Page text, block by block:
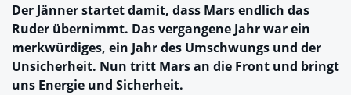
Der Jänner startet damit, dass Mars endlich das
Ruder übernimmt. Das vergangene Jahr war ein
merkwürdiges, ein Jahr des Umschwungs und der
Unsicherheit. Nun tritt Mars an die Front und bringt
uns Energie und Sicherheit.